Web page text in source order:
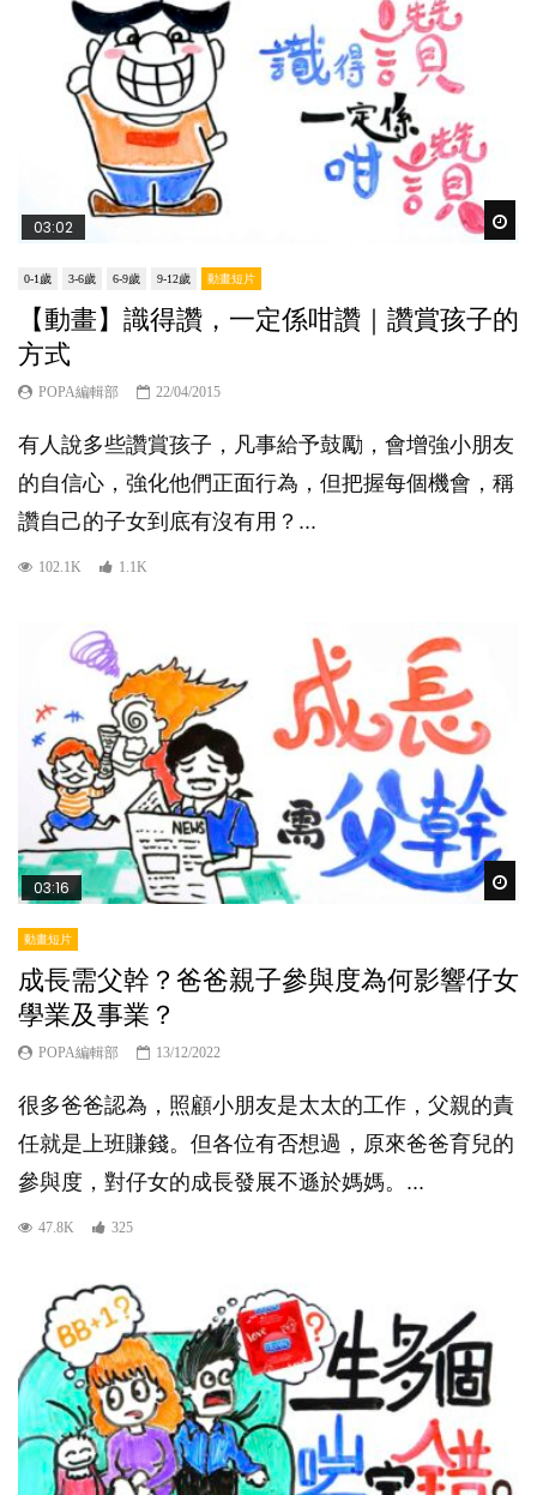
03:02
0-1歲 3-6歲 6-9歲 9-12歲 動畫短片
【動畫】識得讚，一定係咁讚｜讚賞孩子的
方式
POPA編輯部 22/04/2015
有人說多些讚賞孩子，凡事給予鼓勵，會增強小朋友
的自信心，強化他們正面行為，但把握每個機會，稱
讚自己的子女到底有沒有用？...
102.1K 1.1K
03:16
動畫短片
成長需父幹？爸爸親子參與度為何影響仔女
學業及事業？
POPA編輯部 13/12/2022
很多爸爸認為，照顧小朋友是太太的工作，父親的責
任就是上班賺錢。但各位有否想過，原來爸爸育兒的
參與度，對仔女的成長發展不遜於媽媽。...
47.8K 325